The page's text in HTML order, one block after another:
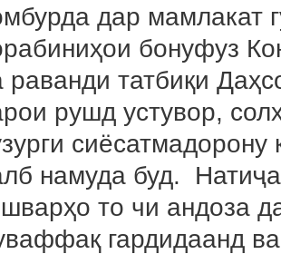
дар мамлакат
бонуфуз
раванди татбиқи
рушд устувор,
намуда буд.
то чи андоза
гардидаанд